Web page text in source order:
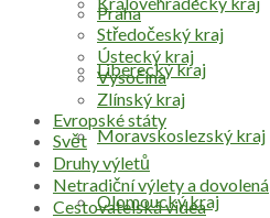
Liberecký kraj
Moravskoslezský kraj
Olomoucký kraj
Praha
Středočeský kraj
Ústecký kraj
Vysočina
Zlínský kraj
Evropské státy
Svět
Druhy výletů
Netradiční výlety a dovolená
Cestovatelská videa